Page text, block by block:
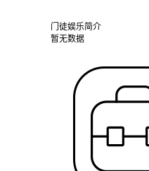
门徒娱乐简介
暂无数据